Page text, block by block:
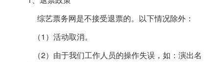
综艺票务网是不接受退票的。以下情况除外：
（1）活动取消。
（2）由于我们工作人员的操作失误，如：演出名